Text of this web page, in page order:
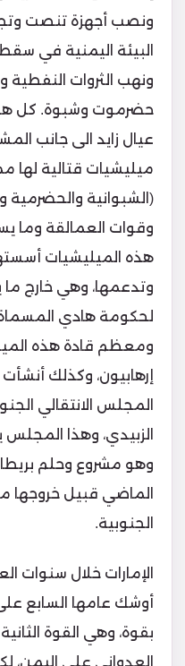
ونصب أجهزة تنصت
البيئة اليمنية في
ونهب الثروات النفطية
حضرموت وشبوة. كل
عيال زايد الى جانب
ميليشيات قتالية لها
(الشبوانية والحضرمية
وقوات العمالقة وما
هذه الميليشيات
وتدعمها، وهي خارج
لحكومة هادي المسماة
ومعظم قادة هذه
إرهابيون، وكذلك
المجلس الانتقالي
الزبيدي، وهذا المجلس
وهو مشروع وحلم
الماضي قبيل
الجنوبية.
الإمارات خلال سنوات
أوشك عامها السابع
بقوة، وهي القوة
العدواني على